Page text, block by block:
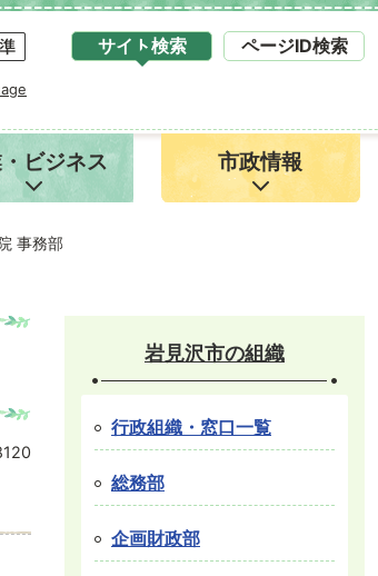
サイト検索 ページID検索
ト
索
ビジネス 市政情報
事務部
岩見沢市の組織
行政組織・窓口一覧
総務部
企画財政部